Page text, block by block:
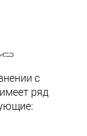
с
ряд